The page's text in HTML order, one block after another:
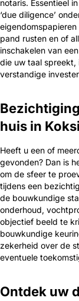
notaris. Essentieel
‘due diligence’
pand rusten en of
inschakelen van
die uw taal spreekt,
verstandige
huis in
Heeft u een of
gevonden? Dan is
om de sfeer te
tijdens een
de bouwkundige
onderhoud,
objectief beeld te
bouwkundige
zekerheid over de
eventuele
Ontdek uw